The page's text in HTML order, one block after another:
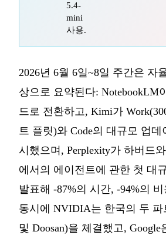
5.4-
mini
사용.
2026년 6월 6일~8일 주간은 자
상으로 요약된다: NotebookLM
드로 전환하고, Kimi가
트 플릿)와 Code의 대규모 업
시했으며, Perplexity가 하버드
에서의 에이전트에 관한 첫 대
발표해 -87%의 시간, -94%의
동시에 NVIDIA는 한국의 두 파
및 Doosan)을 체결했고,